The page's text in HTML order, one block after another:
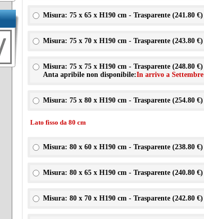
Misura: 75 x 65 x H190 cm - Trasparente (241.80 €)
Misura: 75 x 70 x H190 cm - Trasparente (243.80 €)
Misura: 75 x 75 x H190 cm - Trasparente (248.80 €)
Anta apribile non disponibile:In arrivo a Settembre
Misura: 75 x 80 x H190 cm - Trasparente (254.80 €)
Lato fisso da 80 cm
Misura: 80 x 60 x H190 cm - Trasparente (238.80 €)
Misura: 80 x 65 x H190 cm - Trasparente (240.80 €)
Misura: 80 x 70 x H190 cm - Trasparente (242.80 €)